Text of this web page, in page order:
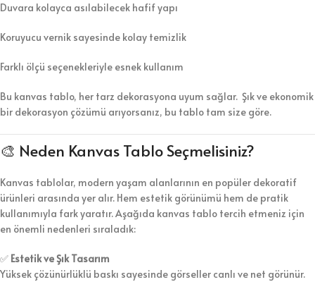
Duvara kolayca asılabilecek hafif yapı
Koruyucu vernik sayesinde kolay temizlik
Farklı ölçü seçenekleriyle esnek kullanım
Bu kanvas tablo, her tarz dekorasyona uyum sağlar. Şık ve ekonomik
bir dekorasyon çözümü arıyorsanız, bu tablo tam size göre.
🎨 Neden Kanvas Tablo Seçmelisiniz?
Kanvas tablolar, modern yaşam alanlarının en popüler dekoratif
ürünleri arasında yer alır. Hem estetik görünümü hem de pratik
kullanımıyla fark yaratır. Aşağıda kanvas tablo tercih etmeniz için
en önemli nedenleri sıraladık:
✅ Estetik ve Şık Tasarım
Yüksek çözünürlüklü baskı sayesinde görseller canlı ve net görünür.